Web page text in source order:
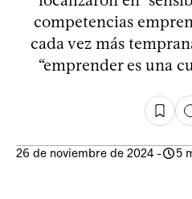
competencias
cada vez más
“emprender es una
26 de noviembre de 2024 - 5